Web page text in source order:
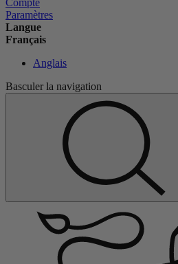
Compte
Paramètres
Langue
Français
Anglais
Basculer la navigation